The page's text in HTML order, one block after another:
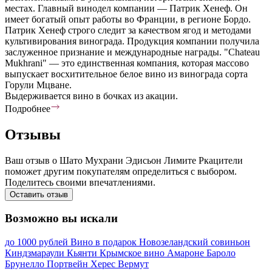
местах. Главный винодел компании — Патрик Хенеф. Он
имеет богатый опыт работы во Франции, в регионе Бордо.
Патрик Хенеф строго следит за качеством ягод и методами
культивирования винограда. Продукция компании получила
заслуженное признание и международные награды. "Chateau
Mukhrani" — это единственная компания, которая массово
выпускает восхитительное белое вино из винограда сорта
Горули Мцване.
Выдерживается вино в бочках из акации.
Подробнее
Отзывы
Ваш отзыв о Шато Мухрани Эдисьон Лимите Ркацители
поможет другим покупателям определиться с выбором.
Поделитесь своими впечатлениями.
Оставить отзыв
Возможно вы искали
до 1000 рублей Вино в подарок Новозеландский совиньон
Киндзмараули Кьянти Крымское вино Амароне Бароло
Брунелло Портвейн Херес Вермут